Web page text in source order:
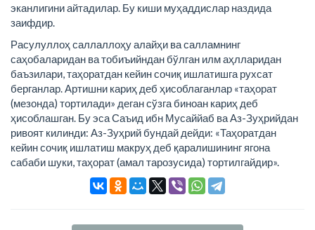
эканлигини айтадилар. Бу киши муҳаддислар наздида
заифдир.
Расулуллоҳ саллаллоҳу алайҳи ва салламнинг
саҳобаларидан ва тобиъийндан бўлган илм аҳлларидан
баъзилари, таҳоратдан кейин сочиқ ишлатишга рухсат
берганлар. Артишни кариҳ деб ҳисоблаганлар «таҳорат
(мезонда) тортилади» деган сўзга биноан кариҳ деб
ҳисоблашган. Бу эса Саъид ибн Мусаййаб ва Аз-Зуҳрийдан
ривоят килинди: Аз-Зуҳрий бундай дейди: «Таҳоратдан
кейин сочиқ ишлатиш макруҳ деб қаралишининг ягона
сабаби шуки, таҳорат (амал тарозусида) тортилгайдир».